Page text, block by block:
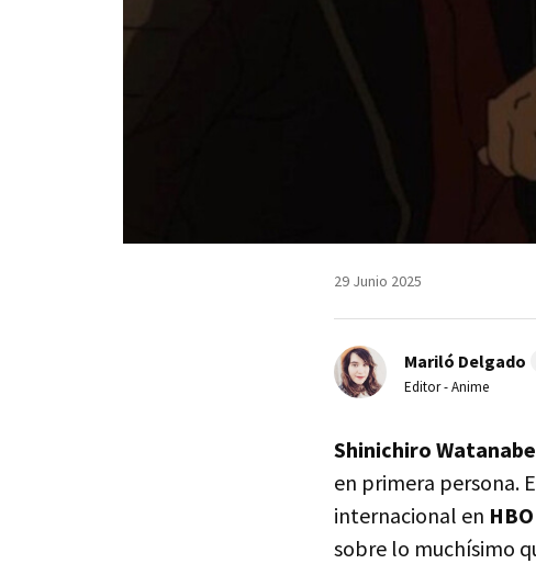
29 Junio 2025
Mariló Delgado
Editor - Anime
Shinichiro Watanabe
en primera persona.
internacional en
sobre lo muchísimo